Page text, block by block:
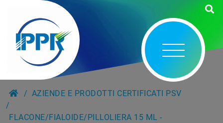
AZIENDE E PRODOTTI CERTIFICATI PSV
FLACONE/FIALOIDE/PILLOLIERA 15 ML -